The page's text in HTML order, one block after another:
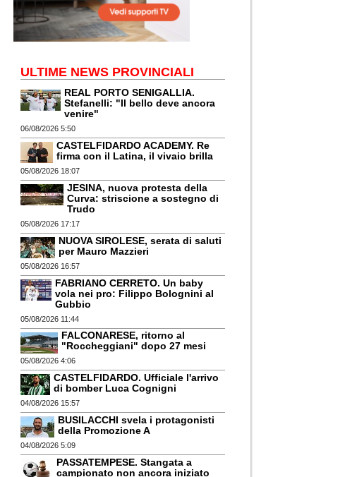
ULTIME NEWS PROVINCIALI
REAL PORTO SENIGALLIA.
Stefanelli: "Il bello deve ancora
venire"
06/08/2026 5:50
CASTELFIDARDO ACADEMY. Re
firma con il Latina, il vivaio brilla
05/08/2026 18:07
JESINA, nuova protesta della
Curva: striscione a sostegno di
Trudo
05/08/2026 17:17
NUOVA SIROLESE, serata di saluti
per Mauro Mazzieri
05/08/2026 16:57
FABRIANO CERRETO. Un baby
vola nei pro: Filippo Bolognini al
Gubbio
05/08/2026 11:44
FALCONARESE, ritorno al
"Roccheggiani" dopo 27 mesi
05/08/2026 4:06
CASTELFIDARDO. Ufficiale l'arrivo
di bomber Luca Cognigni
04/08/2026 15:57
BUSILACCHI svela i protagonisti
della Promozione A
04/08/2026 5:09
PASSATEMPESE. Stangata a
campionato non ancora iniziato